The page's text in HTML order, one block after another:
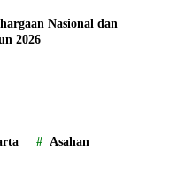
Nasional dan
2026
Asahan